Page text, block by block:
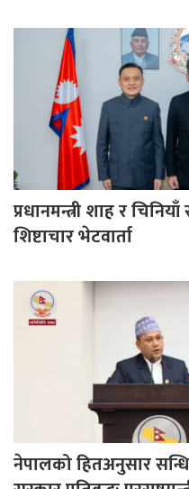
प्रधानमन्त्री शाह र
शिष्टाचार भेटवार्ता
नेपालको हितअनुसार